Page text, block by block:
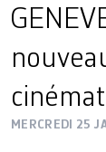
MERCREDI 25